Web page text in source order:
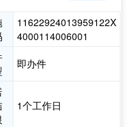
11622924013959122X
4000114006001
即办件
1个工作日